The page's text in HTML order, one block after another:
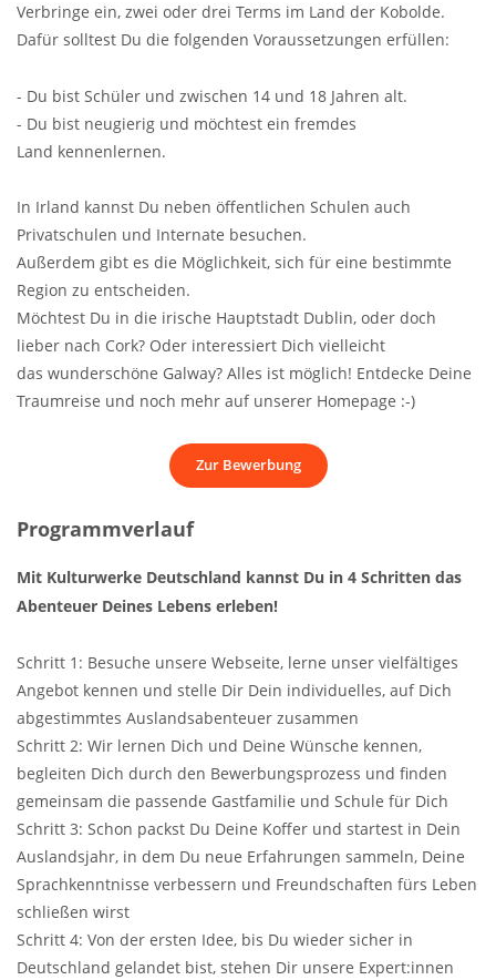
Verbringe ein, zwei oder drei Terms im Land der Kobolde.
Dafür solltest Du die folgenden Voraussetzungen erfüllen:
- Du bist Schüler und zwischen 14 und 18 Jahren alt.
- Du bist neugierig und möchtest ein fremdes
Land kennenlernen.
In Irland kannst Du neben öffentlichen Schulen auch
Privatschulen und Internate besuchen.
Außerdem gibt es die Möglichkeit, sich für eine bestimmte
Region zu entscheiden.
Möchtest Du in die irische Hauptstadt Dublin, oder doch
lieber nach Cork? Oder interessiert Dich vielleicht
das wunderschöne Galway? Alles ist möglich! Entdecke Deine
Traumreise und noch mehr auf unserer Homepage :-)
Zur Bewerbung
Programmverlauf
Mit Kulturwerke Deutschland kannst Du in 4 Schritten das
Abenteuer Deines Lebens erleben!
Schritt 1: Besuche unsere Webseite, lerne unser vielfältiges
Angebot kennen und stelle Dir Dein individuelles, auf Dich
abgestimmtes Auslandsabenteuer zusammen
Schritt 2: Wir lernen Dich und Deine Wünsche kennen,
begleiten Dich durch den Bewerbungsprozess und finden
gemeinsam die passende Gastfamilie und Schule für Dich
Schritt 3: Schon packst Du Deine Koffer und startest in Dein
Auslandsjahr, in dem Du neue Erfahrungen sammeln, Deine
Sprachkenntnisse verbessern und Freundschaften fürs Leben
schließen wirst
Schritt 4: Von der ersten Idee, bis Du wieder sicher in
Deutschland gelandet bist, stehen Dir unsere Expert:innen